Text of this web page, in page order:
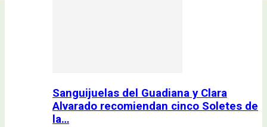
Sanguijuelas del Guadiana y Clara
Alvarado recomiendan cinco Soletes de
la…